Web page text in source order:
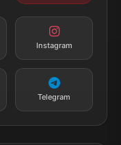
Instagram
Telegram